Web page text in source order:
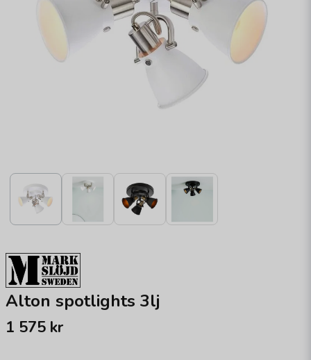
Alton spotlights 3lj
1 575 kr